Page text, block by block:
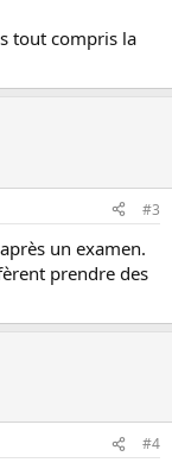
tout compris la
#3
un examen.
prendre des
#4